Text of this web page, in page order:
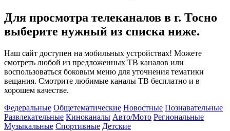
Для просмотра телеканалов в г. Тосно
выберите нужный из списка ниже.
Наш сайт доступен на мобильных устройствах! Можете
смотреть любой из предложенных ТВ каналов или
воспользоваться боковым меню для уточнения тематики
вещания. Смотрите любимые каналы ТВ бесплатно и в
хорошем качестве.
Федеральные Общетематические Новостные Познавательные
Развлекательные Киноканалы Авто/Мото Региональные
Музыкальные Спортивные Детские